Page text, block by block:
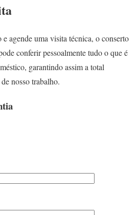
agende uma visita técnica, o conserto
conferir pessoalmente tudo o que é
garantindo assim a total
nosso trabalho.